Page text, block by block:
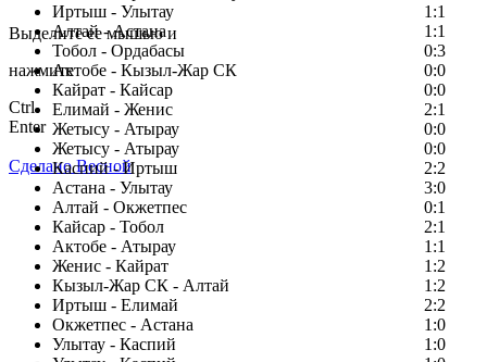
Иртыш - Улытау
1:1
Алтай - Астана
1:1
Тобол - Ордабасы
0:3
Актобе - Кызыл-Жар СК
0:0
Кайрат - Кайсар
0:0
Елимай - Женис
2:1
Жетысу - Атырау
0:0
Жетысу - Атырау
0:0
Каспий - Иртыш
2:2
Астана - Улытау
3:0
Алтай - Окжетпес
0:1
Кайсар - Тобол
2:1
Актобе - Атырау
1:1
Женис - Кайрат
1:2
Кызыл-Жар СК - Алтай
1:2
Иртыш - Елимай
2:2
Окжетпес - Астана
1:0
Улытау - Каспий
1:0
Заметили ошибку в тексте?
Выделите ее мышью и
нажмите
Ctrl
Enter
Сделано Весной